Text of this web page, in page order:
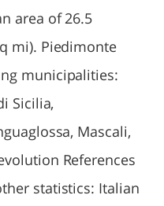
area of 26.5
mi). Piedimonte
municipalities:
Sicilia,
Mascali,
References
statistics: Italian